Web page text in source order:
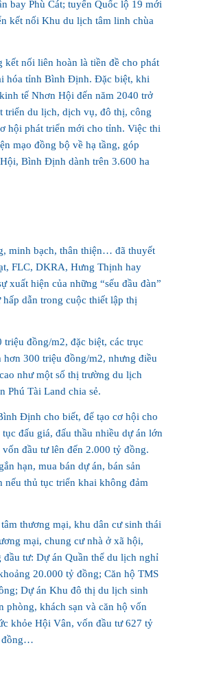
bay Phù Cát; tuyến Quốc lộ 19 mới
kết nối Khu du lịch tâm linh chùa
nối liên hoàn là tiền đề cho phát
hóa tỉnh Bình Định. Đặc biệt, khi
tế Nhơn Hội đến năm 2040 trở
triển du lịch, dịch vụ, đô thị, công
hội phát triển mới cho tỉnh. Việc thi
mạo đồng bộ về hạ tầng, góp
Bình Định dành trên 3.600 ha
minh bạch, thân thiện… đã thuyết
FLC, DKRA, Hưng Thịnh hay
hiện của những “sếu đầu đàn”
dẫn trong cuộc thiết lập thị
đồng/m2, đặc biệt, các trục
300 triệu đồng/m2, nhưng điều
như một số thị trường du lịch
Phú Tài Land chia sẻ.
Định cho biết, để tạo cơ hội cho
đấu giá, đấu thầu nhiều dự án lớn
đầu tư lên đến 2.000 tỷ đồng.
hạn, mua bán dự án, bán sản
nếu thủ tục triển khai không đảm
thương mại, khu dân cư sinh thái
mại, chung cư nhà ở xã hội,
tư: Dự án Quần thể du lịch nghỉ
20.000 tỷ đồng; Căn hộ TMS
Dự án Khu đô thị du lịch sinh
khách sạn và căn hộ vốn
khỏe Hội Vân, vốn đầu tư 627 tỷ
đồng…